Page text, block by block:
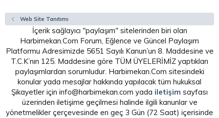
Web Site Tanıtımı
İçerik sağlayıcı "paylaşım" sitelerinden biri olan
Harbimekan.Com Forum, Eğlence ve Güncel Paylaşım
Platformu Adresimizde 5651 Sayılı Kanun’un 8. Maddesine ve
T.C.K’nın 125. Maddesine göre TÜM ÜYELERİMİZ yaptıkları
paylaşımlardan sorumludur. Harbimekan.Com sitesindeki
konular yada mesajlar hakkında yapılacak tüm hukuksal
Şikayetler için info@harbimekan.com yada iletişim sayfası
üzerinden iletişime geçilmesi halinde ilgili kanunlar ve
yönetmelikler çerçevesinde en geç 3 Gün (72 Saat) içerisinde